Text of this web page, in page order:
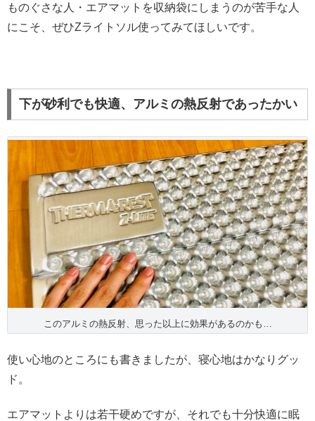
ものぐさな人・エアマットを収納袋にしまうのが苦手な人
にこそ、ぜひZライトソル使ってみてほしいです。
下が砂利でも快適、アルミの熱反射であったかい
このアルミの熱反射、思った以上に効果があるのかも…
使い心地のところにも書きましたが、寝心地はかなりグッ
ド。
エアマットよりは若干硬めですが、それでも十分快適に眠